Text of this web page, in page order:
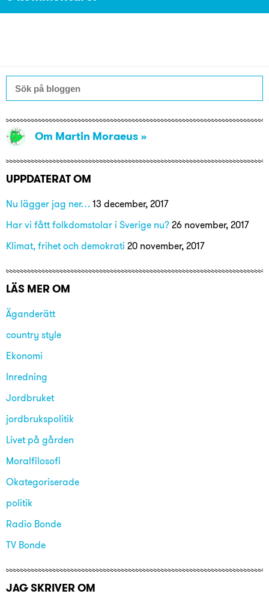
Om Martin Moraeus
UPPDATERAT OM
Nu lägger jag ner… 13 december, 2017
Har vi fått folkdomstolar i Sverige nu? 26 november, 2017
Klimat, frihet och demokrati 20 november, 2017
LÄS MER OM
Äganderätt
country style
Ekonomi
Inredning
Jordbruket
jordbrukspolitik
Livet på gården
Moralfilosofi
Okategoriserade
politik
Radio Bonde
TV Bonde
JAG SKRIVER OM